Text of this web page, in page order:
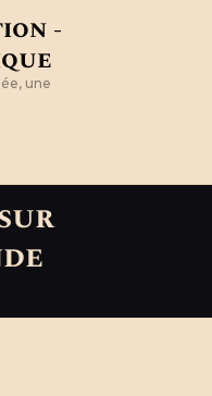
-
une